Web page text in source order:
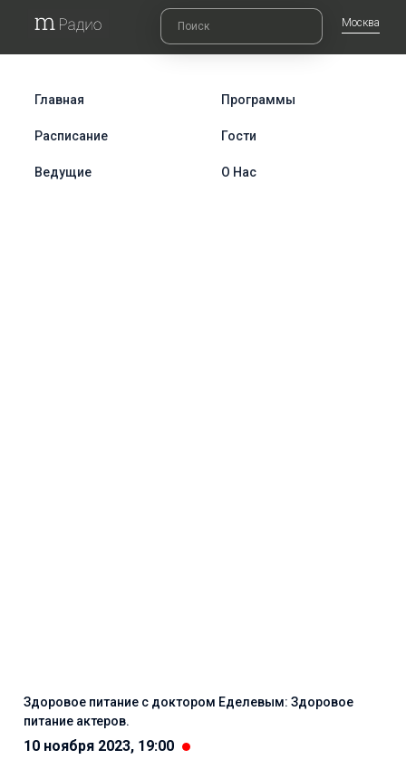
Москва
Главная Программы
Расписание Гости
Ведущие О Нас
Здоровое питание с доктором Еделевым: Здоровое
питание актеров.
10 ноября 2023, 19:00